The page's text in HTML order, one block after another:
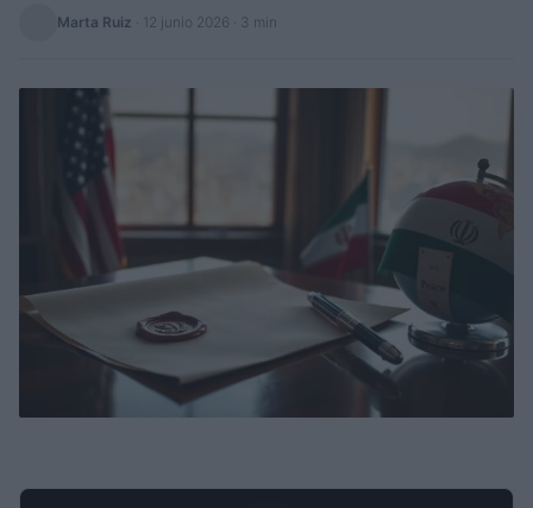
Marta Ruiz 12 junio 2026 · 3 min